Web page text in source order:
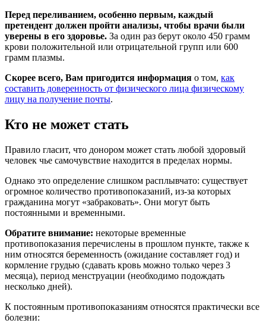
Перед переливанием, особенно первым, каждый
претендент должен пройти анализы, чтобы врачи были
уверены в его здоровье. За один раз берут около 450 грамм
крови положительной или отрицательной групп или 600
грамм плазмы.
Скорее всего, Вам пригодится информация о том, как
составить доверенность от физического лица физическому
лицу на получение почты.
Кто не может стать
Правило гласит, что донором может стать любой здоровый
человек чье самочувствие находится в пределах нормы.
Однако это определение слишком расплывчато: существует
огромное количество противопоказаний, из-за которых
гражданина могут «забраковать». Они могут быть
постоянными и временными.
Обратите внимание: некоторые временные
противопоказания перечислены в прошлом пункте, также к
ним относятся беременность (ожидание составляет год) и
кормление грудью (сдавать кровь можно только через 3
месяца), период менструации (необходимо подождать
несколько дней).
К постоянным противопоказаниям относятся практически все
болезни: